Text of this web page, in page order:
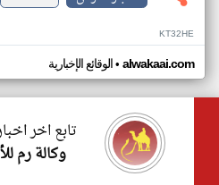
KT32HE
الوقائع الإخبارية• alwakaai.com
تابع اخر
وكالة رم